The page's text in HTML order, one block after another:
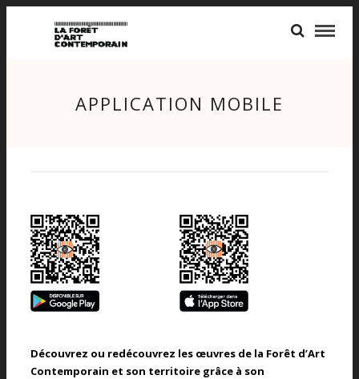
APPLICATION MOBILE
Découvrez ou redécouvrez les œuvres de la Forêt d’Art
Contemporain et son territoire grâce à son